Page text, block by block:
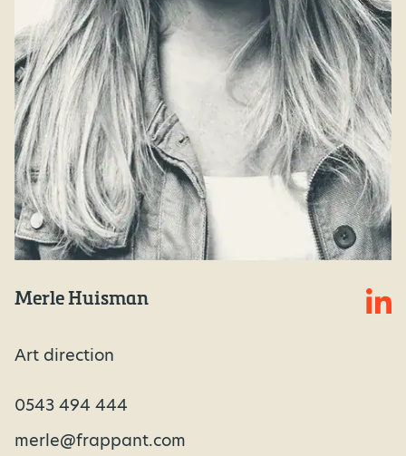
Merle Huisman
Art direction
0543 494 444
merle@frappant.com